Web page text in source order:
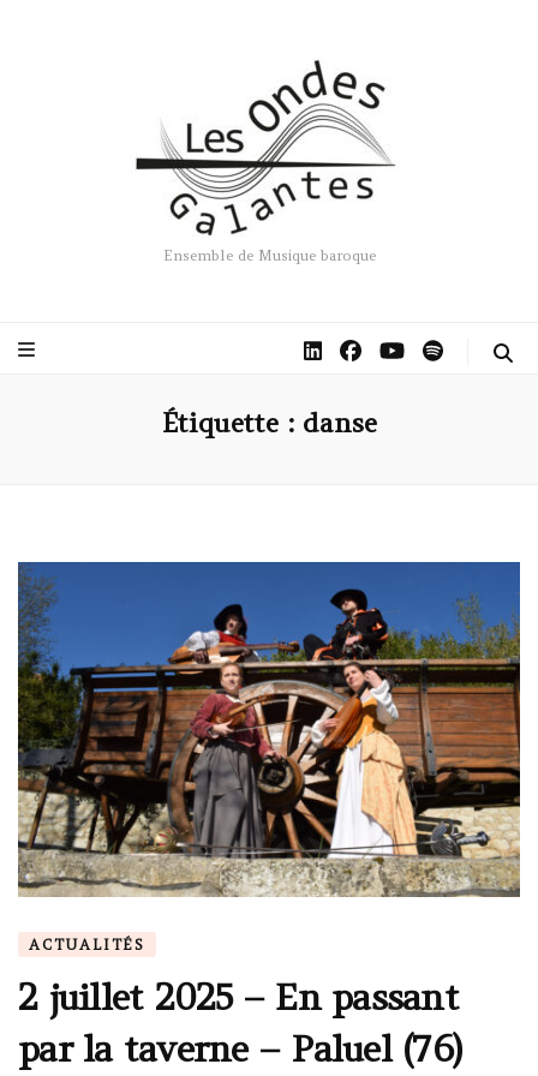
Ensemble de Musique baroque
Étiquette : danse
ACTUALITÉS
2 juillet 2025 – En passant
par la taverne – Paluel (76)